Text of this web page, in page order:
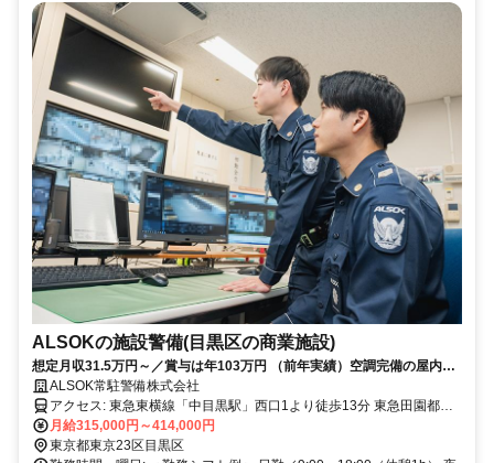
ALSOKの施設警備(目黒区の商業施設)
想定月収31.5万円～／賞与は年103万円 （前年実績）空調完備の屋内業
務で負担少なく安定して働けます
ALSOK常駐警備株式会社
アクセス: 東急東横線「中目黒駅」西口1より徒歩13分 東急田園都市
線「池尻大橋駅」東口より徒歩14分 京王井の頭線「神泉駅」南口よ
り徒歩17分 ※選考の結果、適性や状況により近隣（23区内中心）の
月給315,000円～414,000円
東京都東京23区目黒区